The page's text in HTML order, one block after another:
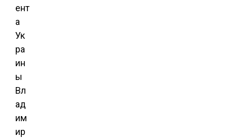
ент
а
Ук
ра
ин
ы
Вл
ад
им
ир